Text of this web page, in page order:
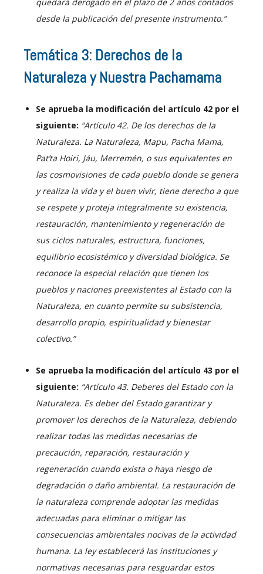
desde la publicación del presente instrumento.”
Temática 3: Derechos de la
Naturaleza y Nuestra Pachamama
Se aprueba la modificación del artículo 42 por el
siguiente: “Artículo 42. De los derechos de la
Naturaleza. La Naturaleza, Mapu, Pacha Mama,
Pat’ta Hoiri, Jáu, Merremén, o sus equivalentes en
las cosmovisiones de cada pueblo donde se genera
y realiza la vida y el buen vivir, tiene derecho a que
se respete y proteja integralmente su existencia,
restauración, mantenimiento y regeneración de
sus ciclos naturales, estructura, funciones,
equilibrio ecosistémico y diversidad biológica. Se
reconoce la especial relación que tienen los
pueblos y naciones preexistentes al Estado con la
Naturaleza, en cuanto permite su subsistencia,
desarrollo propio, espiritualidad y bienestar
colectivo.”
Se aprueba la modificación del artículo 43 por el
siguiente: “Artículo 43. Deberes del Estado con la
Naturaleza. Es deber del Estado garantizar y
promover los derechos de la Naturaleza, debiendo
realizar todas las medidas necesarias de
precaución, reparación, restauración y
regeneración cuando exista o haya riesgo de
degradación o daño ambiental. La restauración de
la naturaleza comprende adoptar las medidas
adecuadas para eliminar o mitigar las
consecuencias ambientales nocivas de la actividad
humana. La ley establecerá las instituciones y
normativas necesarias para resguardar estos